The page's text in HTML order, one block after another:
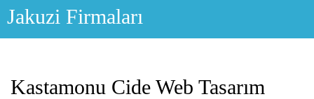
Skip
Jakuzi Firmaları
Kastamonu Cide Web Tasarım